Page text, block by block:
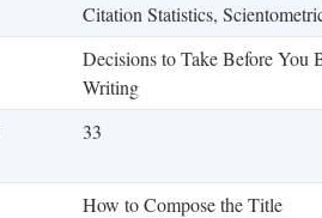
Citation Statistics,
Decisions to Take Before You
Writing
33
How to Compose the Title